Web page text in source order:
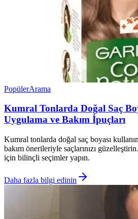
PopülerArama
Kumral Tonlarda Doğal Saç
Uygulama ve Bakım İpuçları
Kumral tonlarda doğal saç boyası
bakım önerileriyle saçlarınızı
için bilinçli seçimler yapın.
Daha fazla bilgi edinin